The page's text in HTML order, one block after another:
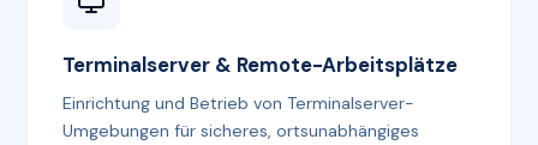
Terminalserver & Remote-Arbeitsplätze
Einrichtung und Betrieb von Terminalserver-
Umgebungen für sicheres, ortsunabhängiges